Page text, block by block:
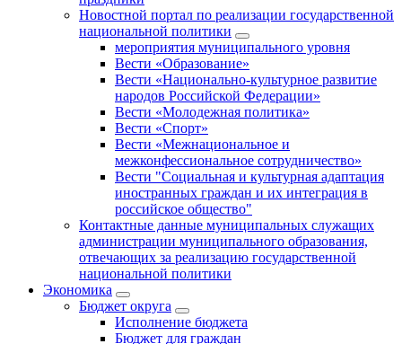
Новостной портал по реализации государственной
национальной политики
мероприятия муниципального уровня
Вести «Образование»
Вести «Национально-культурное развитие
народов Российской Федерации»
Вести «Молодежная политика»
Вести «Спорт»
Вести «Межнациональное и
межконфессиональное сотрудничество»
Вести "Социальная и культурная адаптация
иностранных граждан и их интеграция в
российское общество"
Контактные данные муниципальных служащих
администрации муниципального образования,
отвечающих за реализацию государственной
национальной политики
Экономика
Бюджет округa
Исполнение бюджета
Бюджет для граждан